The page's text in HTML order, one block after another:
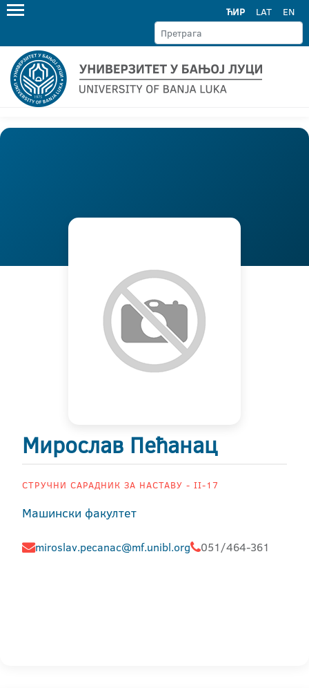
ЋИР LAT EN
Мирослав Пећанац
СТРУЧНИ САРАДНИК ЗА НАСТАВУ - II-17
Машински факултет
miroslav.pecanac@mf.unibl.org 051/464-361